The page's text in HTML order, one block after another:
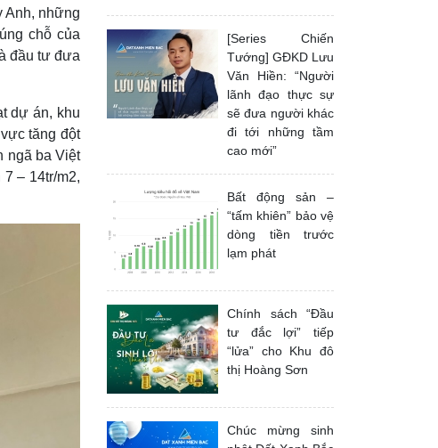
Anh, những
chỗ của
đầu tư đưa
dự án, khu
tăng đột
ngã ba Việt
– 14tr/m2,
[Series Chiến
Tướng] GĐKD Lưu
Văn Hiền: “Người
lãnh đạo thực sự
sẽ đưa người khác
đi tới những tầm
cao mới”
Bất động sản –
“tấm khiên” bảo vệ
dòng tiền trước
lạm phát
Chính sách “Đầu
tư đắc lợi” tiếp
“lửa” cho Khu đô
thị Hoàng Sơn
Chúc mừng sinh